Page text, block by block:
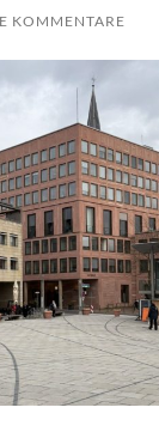
KOMMENTARE